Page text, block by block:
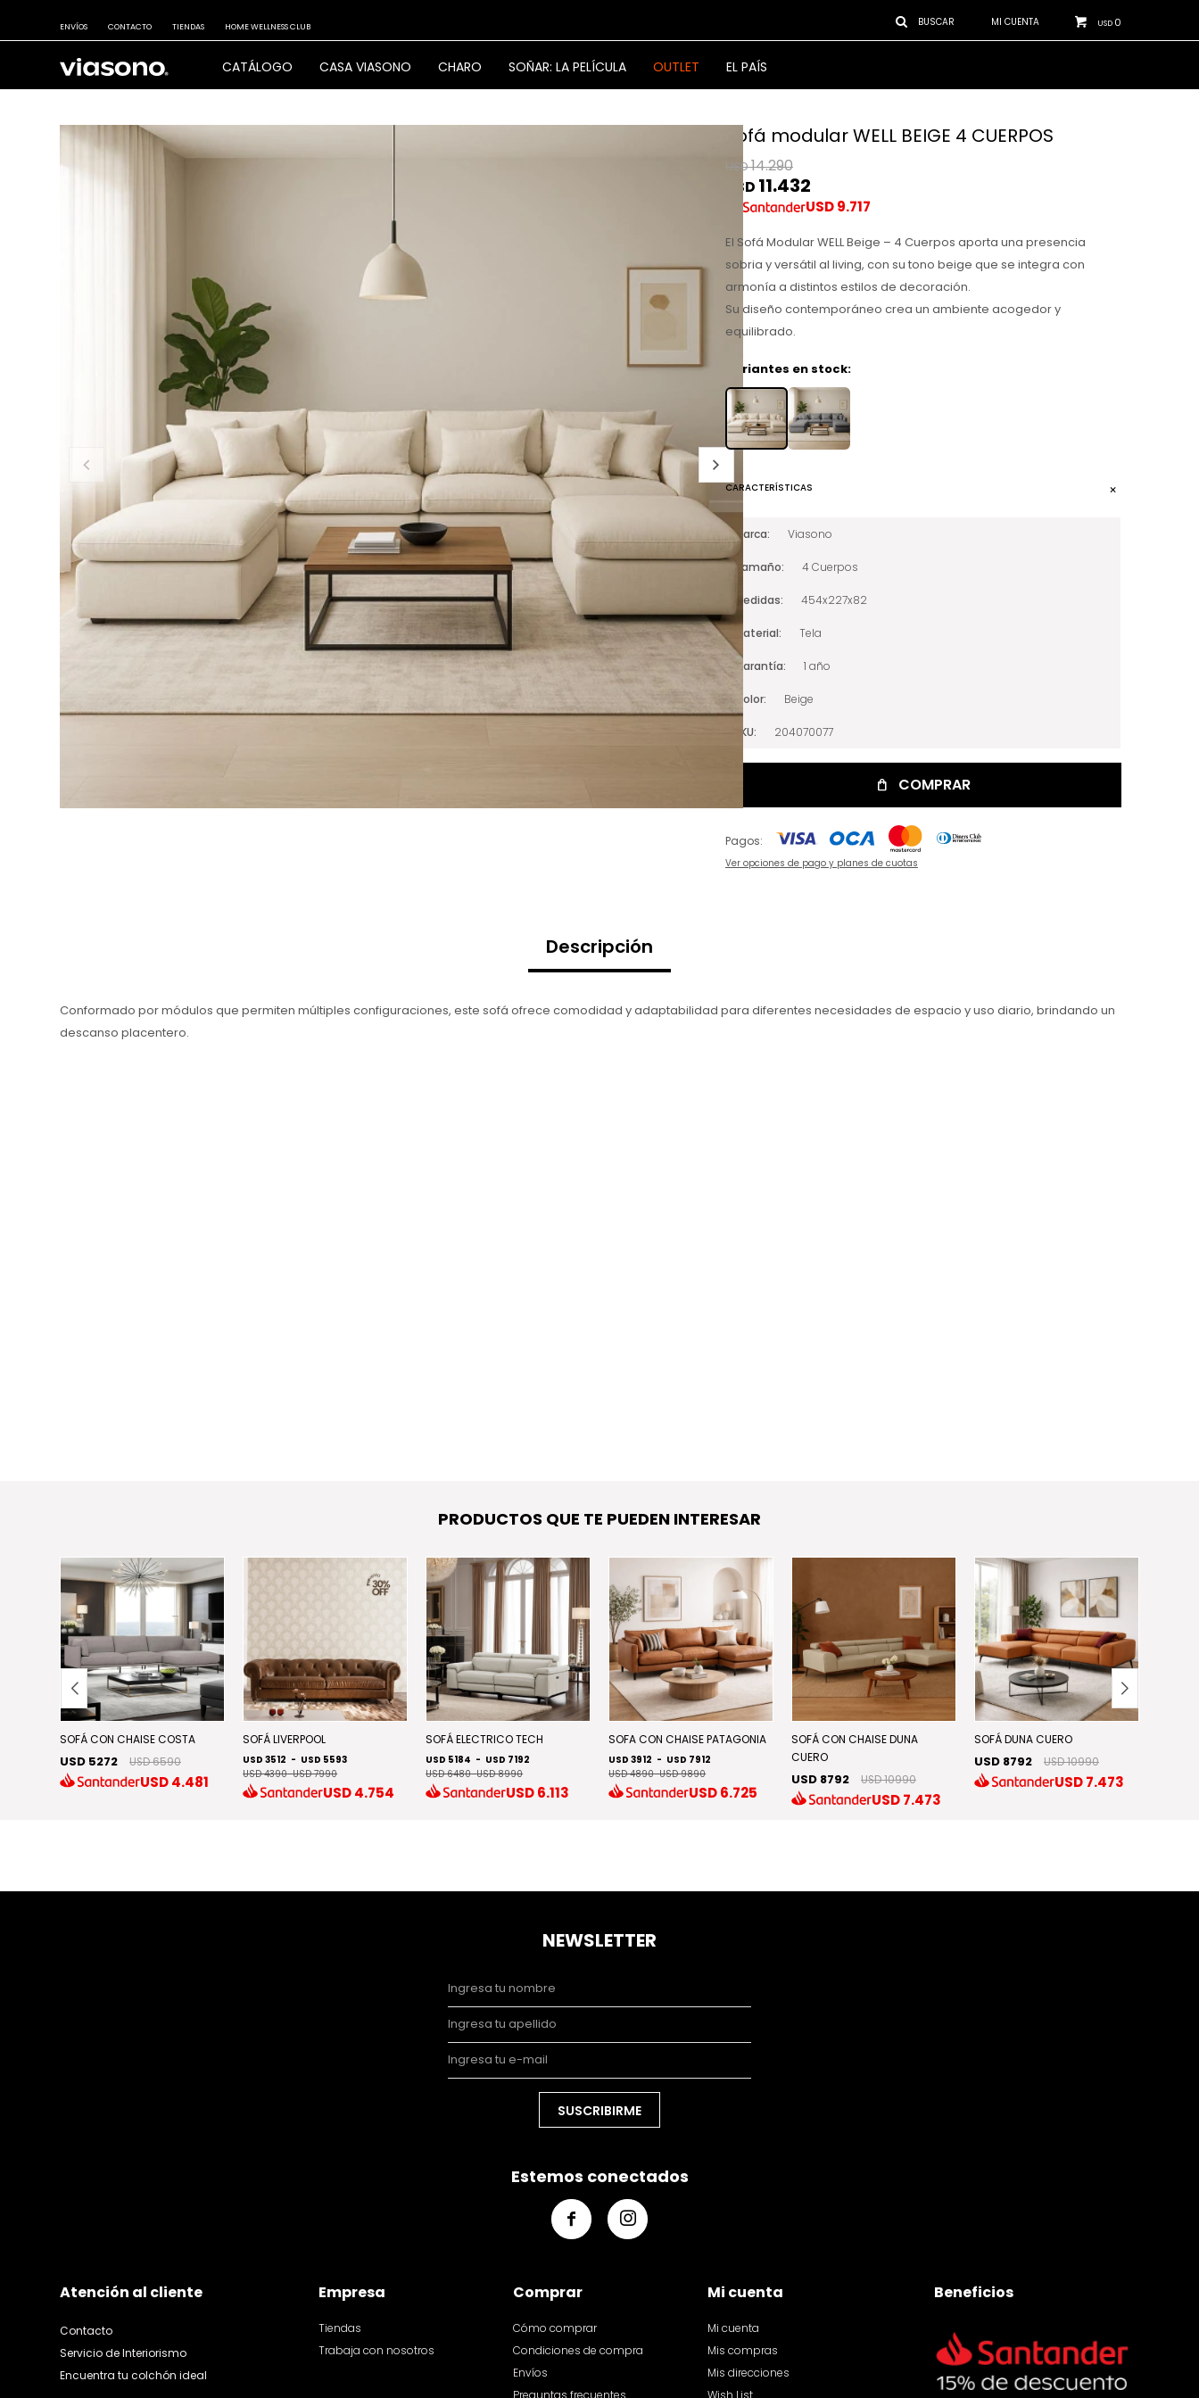
CATÁLOGO CASA VIASONO CHARO SOÑAR: LA PELÍCULA OUTLET EL PAÍS
USD 0
ENVÍOS CONTACTO TIENDAS HOME WELLNESS CLUB
Sofá modular WELL BEIGE 4 CUERPOS
USD14.290
USD 11.432
USD9.717
El Sofá Modular WELL Beige – 4 Cuerpos aporta una presencia
sobria y versátil al living, con su tono beige que se integra con
armonía a distintos estilos de decoración.
Su diseño contemporáneo crea un ambiente acogedor y
equilibrado.
Variantes en stock:
CARACTERÍSTICAS
Marca Viasono
Tamaño 4 Cuerpos
Medidas 454x227x82
Material Tela
Garantía 1 año
Color Beige
SKU 204070077
COMPRAR
Pagos:
Ver opciones de pago y planes de cuotas
Descripción
Conformado por módulos que permiten múltiples configuraciones, este sofá ofrece comodidad y adaptabilidad para diferentes necesidades de espacio y uso diario, brindando un
descanso placentero.
PRODUCTOS QUE TE PUEDEN INTERESAR
SOFÁ CON CHAISE COSTA
USD 5272 USD 6590
USD4.481
SOFÁ LIVERPOOL
USD 3512 - USD 5593
USD 4390-USD 7990
USD4.754
SOFÁ ELECTRICO TECH
USD 5184 - USD 7192
USD 6480-USD 8990
USD6.113
SOFA CON CHAISE PATAGONIA
USD 3912 - USD 7912
USD 4890-USD 9890
USD6.725
SOFÁ CON CHAISE DUNA
CUERO
USD 8792 USD 10990
USD7.473
SOFÁ DUNA CUERO
USD 8792 USD 10990
USD7.473
Atención al cliente
Contacto
Servicio de Interiorismo
Encuentra tu colchón ideal
Empresa
Tiendas
Trabaja con nosotros
Comprar
Cómo comprar
Condiciones de compra
Envíos
Preguntas frecuentes
Mi cuenta
Mi cuenta
Mis compras
Mis direcciones
Wish List
Beneficios
NEWSLETTER
SUSCRIBIRME
Estemos conectados
 